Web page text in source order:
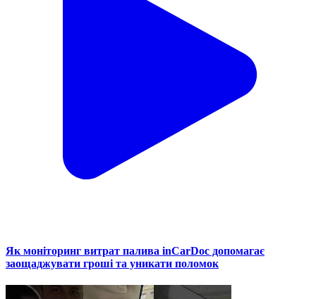
Як моніторинг витрат палива inCarDoc допомагає
заощаджувати гроші та уникати поломок